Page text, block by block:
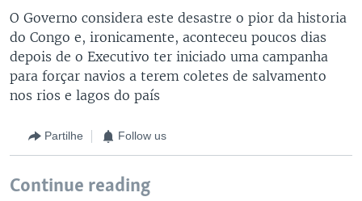
O Governo considera este desastre o pior da historia
do Congo e, ironicamente, aconteceu poucos dias
depois de o Executivo ter iniciado uma campanha
para forçar navios a terem coletes de salvamento
nos rios e lagos do país
Partilhe Follow us
Continue reading